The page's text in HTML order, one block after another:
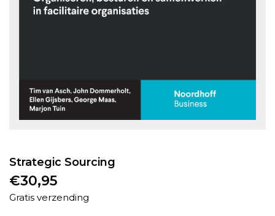
Strategic Sourcing
€30,95
Gratis verzending